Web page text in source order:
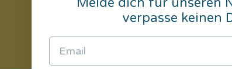
Melde dich für unseren
verpasse keinen